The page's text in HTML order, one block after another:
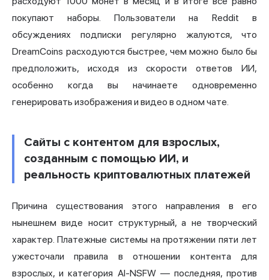
покупают наборы. Пользователи на Reddit в
обсуждениях подписки регулярно жалуются, что
DreamCoins расходуются быстрее, чем можно было бы
предположить, исходя из скорости ответов ИИ,
особенно когда вы начинаете одновременно
генерировать изображения и видео в одном чате.
Сайты с контентом для взрослых,
созданным с помощью ИИ, и
реальность криптовалютных платежей
Причина существования этого направления в его
нынешнем виде носит структурный, а не творческий
характер. Платежные системы на протяжении пяти лет
ужесточали правила в отношении контента для
взрослых, и категория AI-NSFW — последняя, против